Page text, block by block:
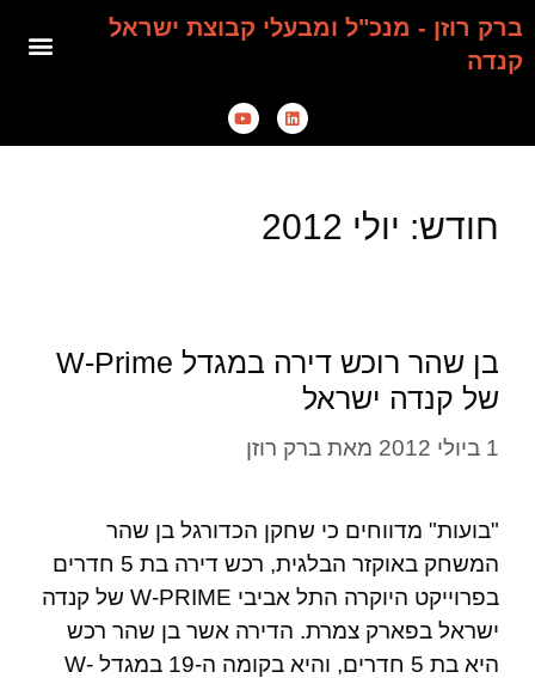
ברק רוזן - מנכ"ל ומבעלי קבוצת ישראל
קנדה
חודש: יולי 2012
בן שהר רוכש דירה במגדל W-Prime
של קנדה ישראל
1 ביולי 2012 מאת ברק רוזן
"בועות" מדווחים כי שחקן הכדורגל בן שהר
המשחק באוקזר הבלגית, רכש דירה בת 5 חדרים
בפרוייקט היוקרה התל אביבי W-PRIME של קנדה
ישראל בפארק צמרת. הדירה אשר בן שהר רכש
היא בת 5 חדרים, והיא בקומה ה-19 במגדל W-